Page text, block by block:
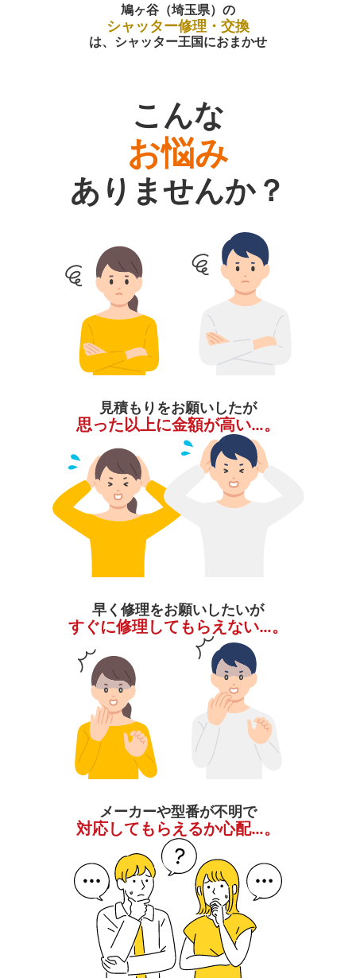
鳩ヶ谷（埼玉県）の
シャッター修理・交換
は、シャッター王国におまかせ
こんな
お悩み
ありませんか？
見積もりをお願いしたが
思った以上に金額が高い…。
早く修理をお願いしたいが
すぐに修理してもらえない…。
メーカーや型番が不明で
対応してもらえるか心配…。